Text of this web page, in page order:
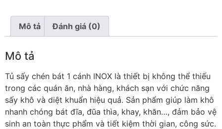
Mô tả Đánh giá (0)
Mô tả
Tủ sấy chén bát 1 cánh INOX là thiết bị không thể thiếu
trong các quán ăn, nhà hàng, khách sạn với chức năng
sấy khô và diệt khuẩn hiệu quả. Sản phẩm giúp làm khô
nhanh chóng bát đĩa, đũa thìa, khay, khăn…, đảm bảo vệ
sinh an toàn thực phẩm và tiết kiệm thời gian, công sức.